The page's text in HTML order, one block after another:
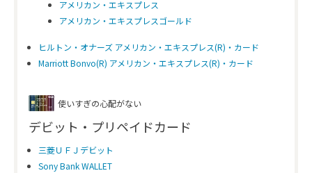
アメリカン・エキスプレス
アメリカン・エキスプレスゴールド
ヒルトン・オナーズ アメリカン・エキスプレス(R)・カード
Marriott Bonvo(R) アメリカン・エキスプレス(R)・カード
使いすぎの心配がない
デビット・プリペイドカード
三菱ＵＦＪデビット
Sony Bank WALLET